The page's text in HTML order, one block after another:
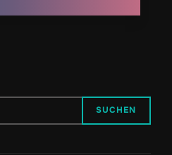
SUCHEN